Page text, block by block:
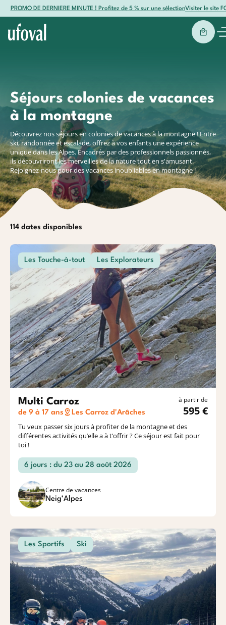
PROMO DE DERNIERE MINUTE ! Profitez de 5 % sur une sélection de séjours
Visiter le site
Destinations
Nos centres
Actualités & conseils
Contact
Mer
Océan
Baroudeurs
Les Puisots
Neig’Alpes
La Métralière
Creil'Alpes
Thônes
Autrans
Villard-de-Lans
Poisy Lac d'Annecy
L'Isle d'Aulps
Montvauthier
Arêches-Beaufort
Hendaye
Plozévet
Le Razay
Castel Landou
Corse
Séjours colonies de vacances
à la montagne
Découvrez nos séjours en colonies de vacances à la montagne ! Entre
ski, randonnée et escalade, offrez à vos enfants une expérience
unique dans les Alpes. Encadrés par des professionnels passionnés,
ils découvriront les merveilles de la nature tout en s'amusant.
Rejoignez-nous pour des vacances inoubliables en montagne !
114 dates disponibles
Les Touche-à-tout Les Explorateurs
Multi Carroz
de 9 à 17 ans Les Carroz d'Arâches
à partir de
595 €
Tu veux passer six jours à profiter de la montagne et des
différentes activités qu’elle a à t’offrir ? Ce séjour est fait pour
toi !
6 jours : du 23 au 28 août 2026
Centre de vacances
Neig’Alpes
Les Sportifs Ski